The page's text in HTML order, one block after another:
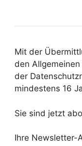
Mit der
den
der
mindestens 16
Sie sind jetzt
Ihre Newsletter-